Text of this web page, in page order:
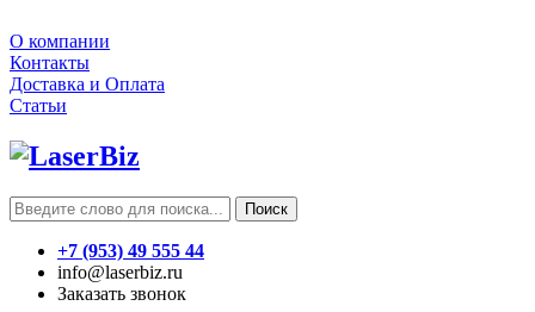
О компании
Контакты
Доставка и Оплата
Статьи
Поиск
+7 (953) 49 555 44
info@laserbiz.ru
Заказать звонок